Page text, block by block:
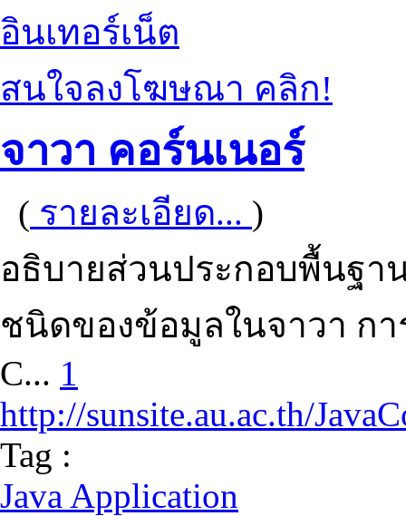
อินเทอร์เน็ต
สนใจลงโฆษณา คลิก!
จาวา คอร์นเนอร์
( รายละเอียด... )
อธิบายส่วนประกอบพื้นฐา
ชนิดของข้อมูลในจาวา ก
C... 1
http://sunsite.au.ac.th/
Tag :
Java Application